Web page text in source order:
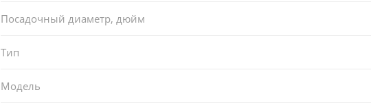
Посадочный диаметр, дюйм
Тип
Модель